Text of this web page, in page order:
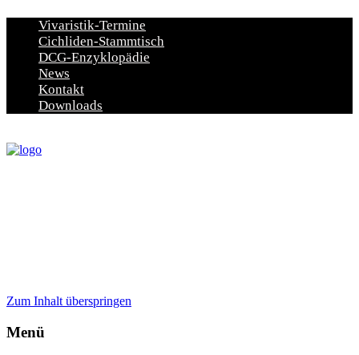
Vivaristik-Termine
Cichliden-Stammtisch
DCG-Enzyklopädie
News
Kontakt
Downloads
Zum Inhalt überspringen
Menü